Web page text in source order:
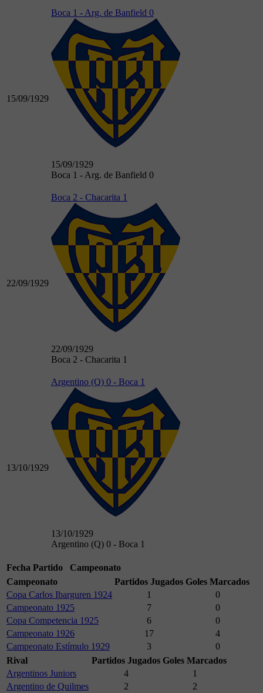
15/09/1929
Boca 1 - Arg. de Banfield 0
15/09/1929
Boca 1 - Arg. de Banfield 0
22/09/1929
Boca 2 - Chacarita 1
22/09/1929
Boca 2 - Chacarita 1
13/10/1929
Argentino (Q) 0 - Boca 1
13/10/1929
Argentino (Q) 0 - Boca 1
Fecha Partido
Campeonato
Campeonato
Partidos Jugados Goles Marcados
Copa Carlos Ibarguren 1924
1
0
Campeonato 1925
7
0
Copa Competencia 1925
6
0
Campeonato 1926
17
4
Campeonato Estímulo 1929
3
0
Rival
Partidos Jugados Goles Marcados
Argentinos Juniors
4
1
Argentino de Quilmes
2
2